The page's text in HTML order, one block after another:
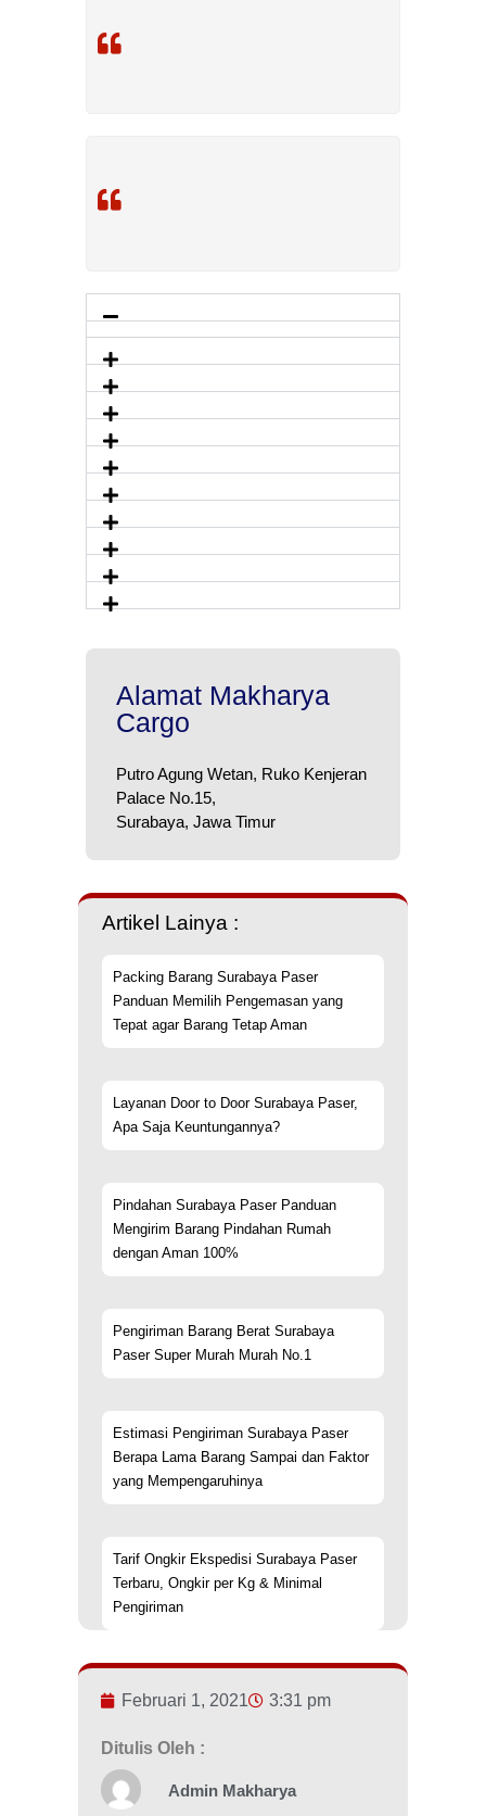
Alamat Makharya
Cargo
Putro Agung Wetan, Ruko Kenjeran
Palace No.15,
Surabaya, Jawa Timur
Artikel Lainya :
Packing Barang Surabaya Paser
Panduan Memilih Pengemasan yang
Tepat agar Barang Tetap Aman
Layanan Door to Door Surabaya Paser,
Apa Saja Keuntungannya?
Pindahan Surabaya Paser Panduan
Mengirim Barang Pindahan Rumah
dengan Aman 100%
Pengiriman Barang Berat Surabaya
Paser Super Murah Murah No.1
Estimasi Pengiriman Surabaya Paser
Berapa Lama Barang Sampai dan Faktor
yang Mempengaruhinya
Tarif Ongkir Ekspedisi Surabaya Paser
Terbaru, Ongkir per Kg & Minimal
Pengiriman
Februari 1, 2021 3:31 pm
Ditulis Oleh :
Admin Makharya